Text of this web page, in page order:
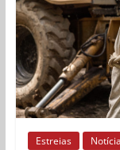
Estreias